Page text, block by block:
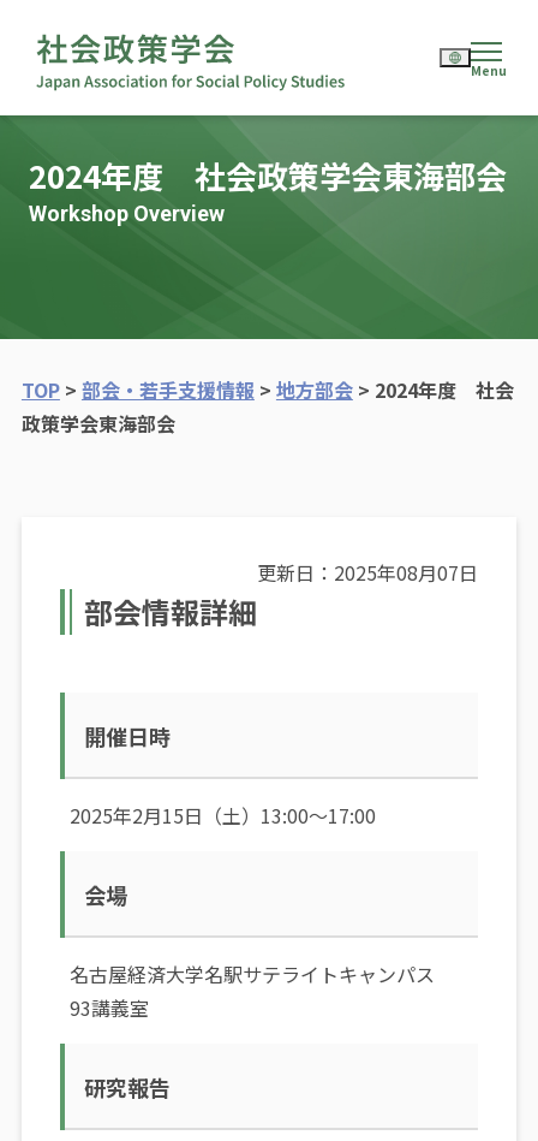
2024年度 社会政策学会東海部会
Workshop Overview
TOP> 部会・若手支援情報> 地方部会> 2024年度 社会
政策学会東海部会
更新日：2025年08月07日
部会情報詳細
開催日時
2025年2月15日（土）13:00～17:00
会場
名古屋経済大学名駅サテライトキャンパス
93講義室
研究報告